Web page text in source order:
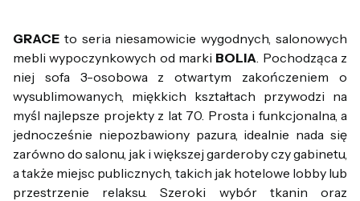
GRACE to seria niesamowicie wygodnych, salonowych
mebli wypoczynkowych od marki BOLIA . Pochodząca z
niej sofa 3-osobowa z otwartym zakończeniem o
wysublimowanych, miękkich kształtach przywodzi na
myśl najlepsze projekty z lat 70. Prosta i funkcjonalna, a
jednocześnie niepozbawiony pazura, idealnie nada się
zarówno do salonu, jak i większej garderoby czy gabinetu,
a także miejsc publicznych, takich jak hotelowe lobby lub
przestrzenie relaksu. Szeroki wybór tkanin oraz